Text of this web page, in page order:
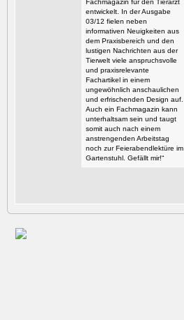
Fachmagazin für den Tierarzt
entwickelt. In der Ausgabe
03/12 fielen neben
informativen Neuigkeiten aus
dem Praxisbereich und den
lustigen Nachrichten aus der
Tierwelt viele anspruchsvolle
und praxisrelevante
Fachartikel in einem
ungewöhnlich anschaulichen
und erfrischenden Design auf.
Auch ein Fachmagazin kann
unterhaltsam sein und taugt
somit auch nach einem
anstrengenden Arbeitstag
noch zur Feierabendlektüre im
Gartenstuhl. Gefällt mir!“